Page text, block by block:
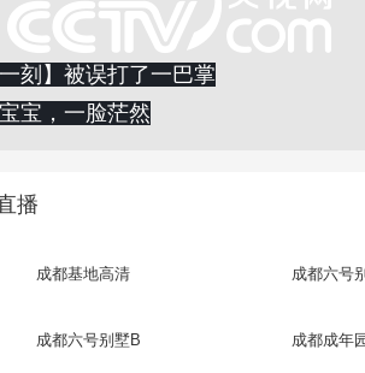
一刻】被误打了一巴掌
宝，一脸茫然
播
成都基地高清 成都六号
成都六号别墅B 成都成年